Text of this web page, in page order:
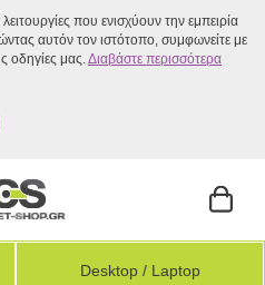
που ενισχύουν την εμπειρία
αυτόν τον ιστότοπο, συμφωνείτε με
οδηγίες μας.Διαβάστε περισσότερα
Desktop / Laptop